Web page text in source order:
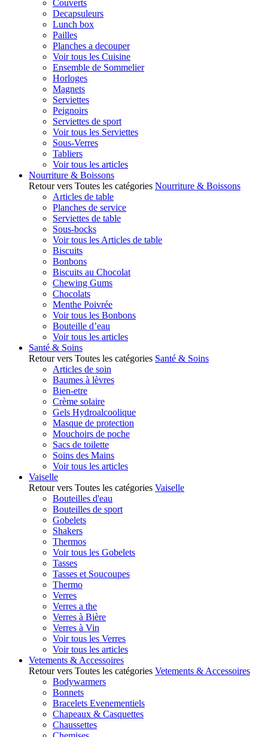
Couverts
Decapsuleurs
Lunch box
Pailles
Planches a decouper
Voir tous les Cuisine
Ensemble de Sommelier
Horloges
Magnets
Serviettes
Peignoirs
Serviettes de sport
Voir tous les Serviettes
Sous-Verres
Tabliers
Voir tous les articles
Nourriture & Boissons
Retour vers Toutes les catégories Nourriture & Boissons
Articles de table
Planches de service
Serviettes de table
Sous-bocks
Voir tous les Articles de table
Biscuits
Bonbons
Biscuits au Chocolat
Chewing Gums
Chocolats
Menthe Poivrée
Voir tous les Bonbons
Bouteille d’eau
Voir tous les articles
Santé & Soins
Retour vers Toutes les catégories Santé & Soins
Articles de soin
Baumes à lèvres
Bien-etre
Crème solaire
Gels Hydroalcoolique
Masque de protection
Mouchoirs de poche
Sacs de toilette
Soins des Mains
Voir tous les articles
Vaiselle
Retour vers Toutes les catégories Vaiselle
Bouteilles d'eau
Bouteilles de sport
Gobelets
Shakers
Thermos
Voir tous les Gobelets
Tasses
Tasses et Soucoupes
Thermo
Verres
Verres a the
Verres à Bière
Verres à Vin
Voir tous les Verres
Voir tous les articles
Vetements & Accessoires
Retour vers Toutes les catégories Vetements & Accessoires
Bodywarmers
Bonnets
Bracelets Evenementiels
Chapeaux & Casquettes
Chaussettes